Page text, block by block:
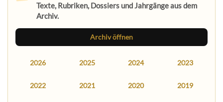
Texte, Rubriken, Dossiers und Jahrgänge aus dem
Archiv.
Archiv öffnen
2026 2025 2024 2023
2022 2021 2020 2019